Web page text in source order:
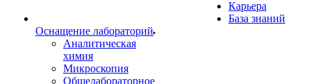
Оснащение лабораторий
Аналитическая
химия
Микроскопия
Общелабораторное
Карьера
База знаний